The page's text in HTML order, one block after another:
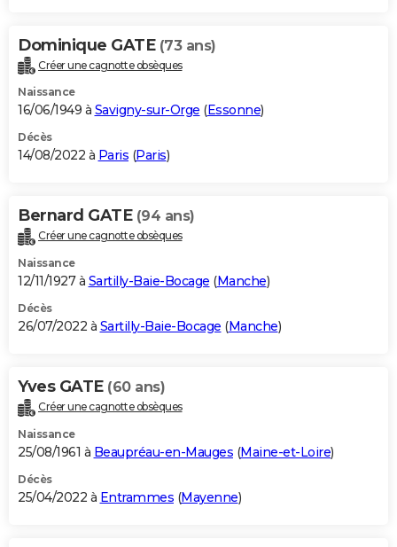
Dominique GATE (73 ans)
Créer une cagnotte obsèques
Naissance
16/06/1949 à Savigny-sur-Orge (Essonne)
Décès
14/08/2022 à Paris (Paris)
Bernard GATE (94 ans)
Créer une cagnotte obsèques
Naissance
12/11/1927 à Sartilly-Baie-Bocage (Manche)
Décès
26/07/2022 à Sartilly-Baie-Bocage (Manche)
Yves GATE (60 ans)
Créer une cagnotte obsèques
Naissance
25/08/1961 à Beaupréau-en-Mauges (Maine-et-Loire)
Décès
25/04/2022 à Entrammes (Mayenne)